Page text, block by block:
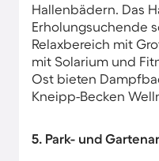
Hallenbädern. Das
Erholungsuchende
Relaxbereich mit
mit Solarium und
Ost bieten
Kneipp-Becken
5. Park- und